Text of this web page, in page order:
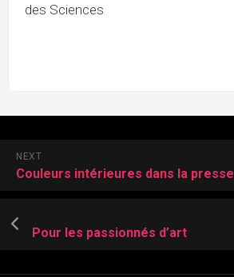
des Sciences
NEXT
Couleurs intérieures dans la presse
Pour les passionnés d’art